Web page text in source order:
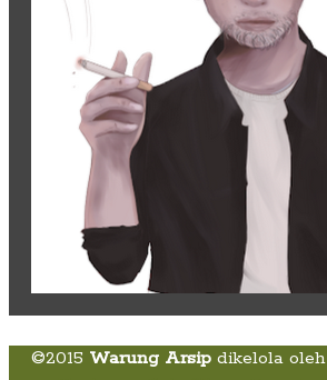
©2015 Warung Arsipdikelola oleh